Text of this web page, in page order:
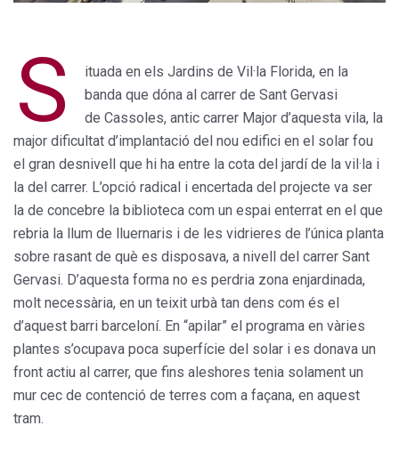
S
ituada en els Jardins de Vil·la Florida, en la
banda que dóna al carrer de Sant Gervasi
de Cassoles, antic carrer Major d’aquesta vila, la
major dificultat d’implantació del nou edifici en el solar fou
el gran desnivell que hi ha entre la cota del jardí de la vil·la i
la del carrer. L’opció radical i encertada del projecte va ser
la de concebre la biblioteca com un espai enterrat en el que
rebria la llum de lluernaris i de les vidrieres de l’única planta
sobre rasant de què es disposava, a nivell del carrer Sant
Gervasi. D’aquesta forma no es perdria zona enjardinada,
molt necessària, en un teixit urbà tan dens com és el
d’aquest barri barceloní. En “apilar” el programa en vàries
plantes s’ocupava poca superfície del solar i es donava un
front actiu al carrer, que fins aleshores tenia solament un
mur cec de contenció de terres com a façana, en aquest
tram.